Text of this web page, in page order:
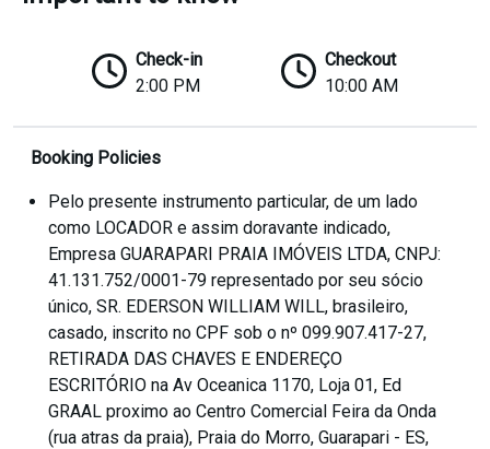
Check-in
2:00 PM
Checkout
10:00 AM
Booking Policies
Pelo presente instrumento particular, de um lado
como LOCADOR e assim doravante indicado,
Empresa GUARAPARI PRAIA IMÓVEIS LTDA, CNPJ:
41.131.752/0001-79 representado por seu sócio
único, SR. EDERSON WILLIAM WILL, brasileiro,
casado, inscrito no CPF sob o nº 099.907.417-27,
RETIRADA DAS CHAVES E ENDEREÇO
ESCRITÓRIO na Av Oceanica 1170, Loja 01, Ed
GRAAL proximo ao Centro Comercial Feira da Onda
(rua atras da praia), Praia do Morro, Guarapari - ES,